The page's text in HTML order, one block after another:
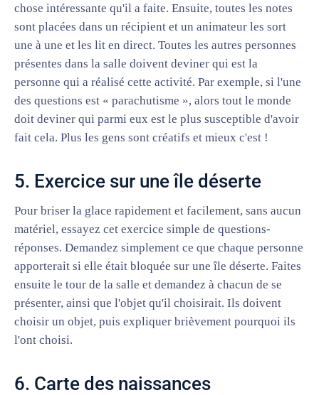
chose intéressante qu'il a faite. Ensuite, toutes les notes
sont placées dans un récipient et un animateur les sort
une à une et les lit en direct. Toutes les autres personnes
présentes dans la salle doivent deviner qui est la
personne qui a réalisé cette activité. Par exemple, si l'une
des questions est « parachutisme », alors tout le monde
doit deviner qui parmi eux est le plus susceptible d'avoir
fait cela. Plus les gens sont créatifs et mieux c'est !
5. Exercice sur une île déserte
Pour briser la glace rapidement et facilement, sans aucun
matériel, essayez cet exercice simple de questions-
réponses. Demandez simplement ce que chaque personne
apporterait si elle était bloquée sur une île déserte. Faites
ensuite le tour de la salle et demandez à chacun de se
présenter, ainsi que l'objet qu'il choisirait. Ils doivent
choisir un objet, puis expliquer brièvement pourquoi ils
l'ont choisi.
6. Carte des naissances